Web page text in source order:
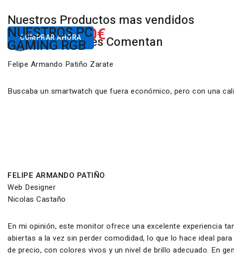
Nuestros Productos mas vendidos
Desde650.00€
COMPRAR AHORA
NUESTROS PC
GAMING RGB
Nuestros Clientes Comentan
Felipe Armando Patiño Zarate
Buscaba un smartwatch que fuera económico, pero con una
FELIPE ARMANDO PATIÑO
Web Designer
Nicolas Castaño
En mi opinión, este monitor ofrece una excelente experiencia
abiertas a la vez sin perder comodidad, lo que lo hace ideal
de precio, con colores vivos y un nivel de brillo adecuado. En